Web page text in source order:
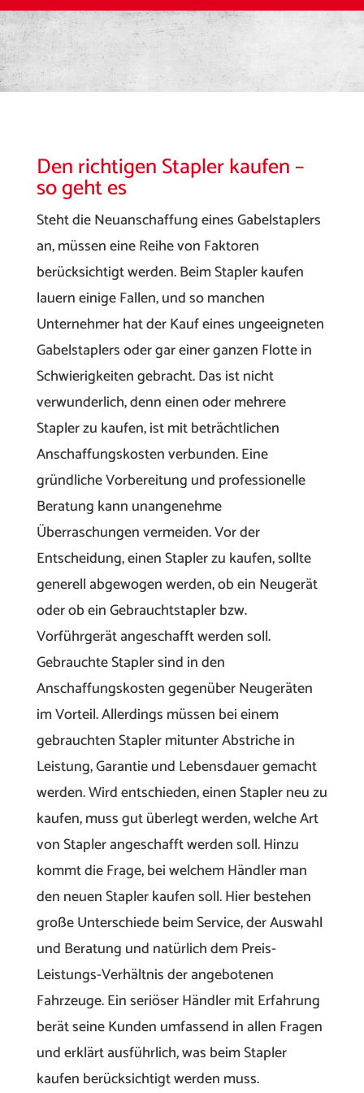
Den richtigen Stapler kaufen –
so geht es
Steht die Neuanschaffung eines Gabelstaplers
an, müssen eine Reihe von Faktoren
berücksichtigt werden. Beim Stapler kaufen
lauern einige Fallen, und so manchen
Unternehmer hat der Kauf eines ungeeigneten
Gabelstaplers oder gar einer ganzen Flotte in
Schwierigkeiten gebracht. Das ist nicht
verwunderlich, denn einen oder mehrere
Stapler zu kaufen, ist mit beträchtlichen
Anschaffungskosten verbunden. Eine
gründliche Vorbereitung und professionelle
Beratung kann unangenehme
Überraschungen vermeiden. Vor der
Entscheidung, einen Stapler zu kaufen, sollte
generell abgewogen werden, ob ein Neugerät
oder ob ein Gebrauchtstapler bzw.
Vorführgerät angeschafft werden soll.
Gebrauchte Stapler sind in den
Anschaffungskosten gegenüber Neugeräten
im Vorteil. Allerdings müssen bei einem
gebrauchten Stapler mitunter Abstriche in
Leistung, Garantie und Lebensdauer gemacht
werden. Wird entschieden, einen Stapler neu zu
kaufen, muss gut überlegt werden, welche Art
von Stapler angeschafft werden soll. Hinzu
kommt die Frage, bei welchem Händler man
den neuen Stapler kaufen soll. Hier bestehen
große Unterschiede beim Service, der Auswahl
und Beratung und natürlich dem Preis-
Leistungs-Verhältnis der angebotenen
Fahrzeuge. Ein seriöser Händler mit Erfahrung
berät seine Kunden umfassend in allen Fragen
und erklärt ausführlich, was beim Stapler
kaufen berücksichtigt werden muss.